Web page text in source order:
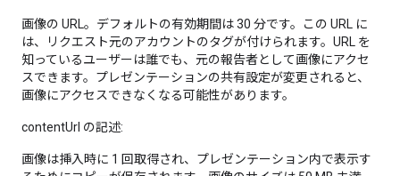
画像の URL。デフォルトの有効期間は 30 分です。この URL に
は、リクエスト元のアカウントのタグが付けられます。URL を
知っているユーザーは誰でも、元の報告者として画像にアクセ
スできます。プレゼンテーションの共有設定が変更されると、
画像にアクセスできなくなる可能性があります。
contentUrl の記述:
画像は挿入時に 1 回取得され、プレゼンテーション内で表示す